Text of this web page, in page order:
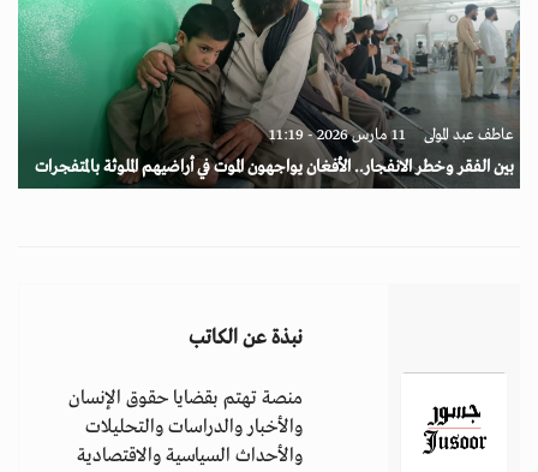
عاطف عبد المولى 11 مارس 2026 - 11:19
بين الفقر وخطر الانفجار.. الأفغان يواجهون الموت في أراضيهم الملوثة بالمتفجرات
نبذة عن الكاتب
منصة تهتم بقضايا حقوق الإنسان
والأخبار والدراسات والتحليلات
والأحداث السياسية والاقتصادية